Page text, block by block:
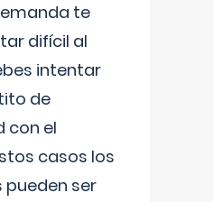
te
difícil al
intentar
de
con el
casos los
ser